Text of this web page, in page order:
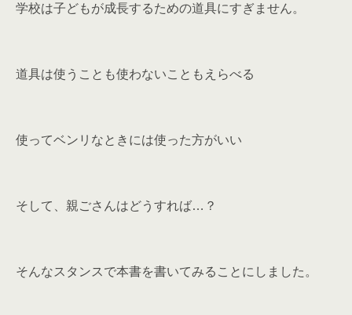
学校は子どもが成長するための道具にすぎません。
道具は使うことも使わないこともえらべる
使ってベンリなときには使った方がいい
そして、親ごさんはどうすれば…？
そんなスタンスで本書を書いてみることにしました。